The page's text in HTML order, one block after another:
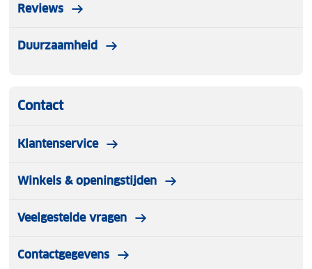
Reviews
Duurzaamheid
Contact
Klantenservice
Winkels & openingstijden
Veelgestelde vragen
Contactgegevens